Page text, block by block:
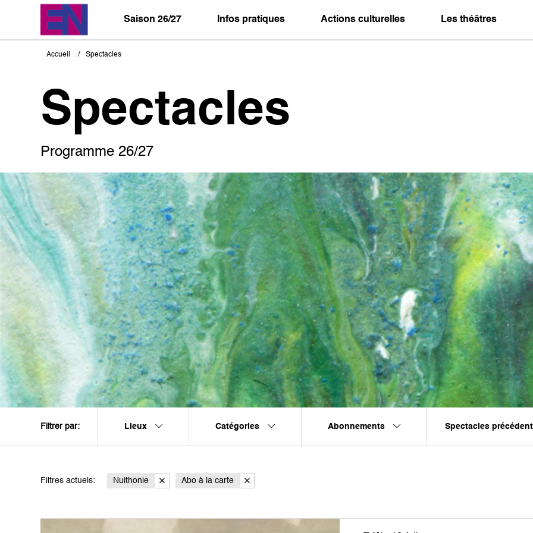
Saison 26/27 Infos pratiques Actions culturelles Les théâtres
Fil
Accueil Spectacles
Spectacles
Programme 26/27
Filtrer par: Lieux Catégories Abonnements Spectacles
Filtres actuels: Nuithonie Abo à la carte